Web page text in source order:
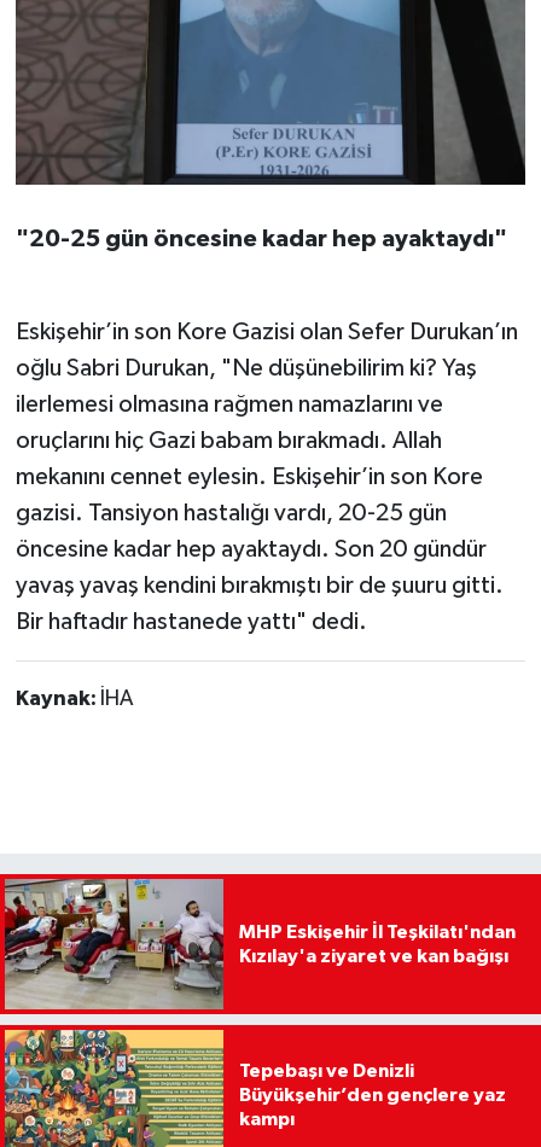
"20-25 gün öncesine kadar hep ayaktaydı"
Eskişehir’in son Kore Gazisi olan Sefer Durukan’ın
oğlu Sabri Durukan, "Ne düşünebilirim ki? Yaş
ilerlemesi olmasına rağmen namazlarını ve
oruçlarını hiç Gazi babam bırakmadı. Allah
mekanını cennet eylesin. Eskişehir’in son Kore
gazisi. Tansiyon hastalığı vardı, 20-25 gün
öncesine kadar hep ayaktaydı. Son 20 gündür
yavaş yavaş kendini bırakmıştı bir de şuuru gitti.
Bir haftadır hastanede yattı" dedi.
Kaynak: İHA
MHP Eskişehir İl Teşkilatı'ndan
Kızılay'a ziyaret ve kan bağışı
Tepebaşı ve Denizli
Büyükşehir’den gençlere yaz
kampı